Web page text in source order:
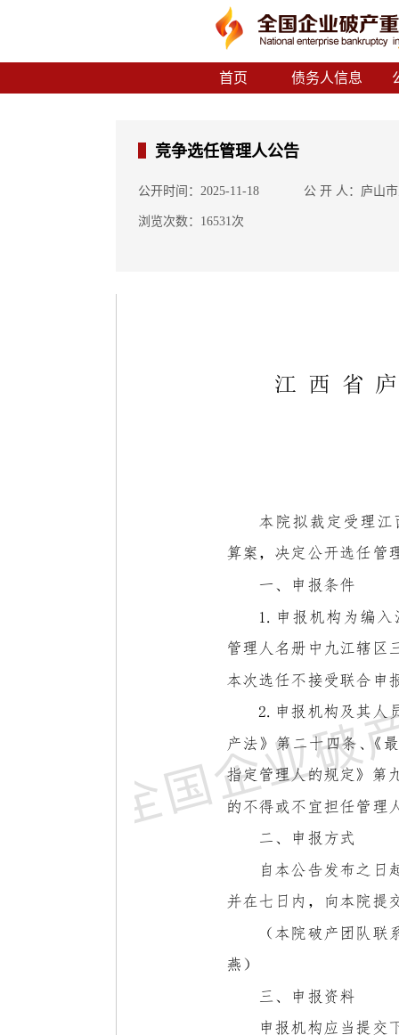
首页 债务人信息
竞争选任管理人公告
公开时间：2025-11-18 公 开 人：庐山
浏览次数：16531次